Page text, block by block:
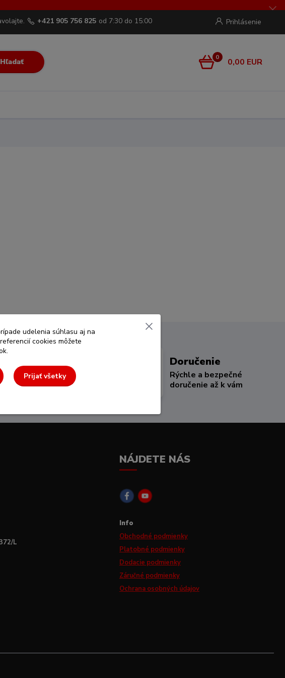
Prihlásenie
Hľadať
+421 905 756 825 od 7:30 do 15:00
0 0,00 EUR
Jednoduchý a prehľadný
nákupný proces
Doručenie
Rýchle a bezpečné
doručenie až k vám
L
NÁJDETE NÁS
Info
Obchodné podmienky
Platobné podmienky
Dodacie podmienky
Záručné podmienky
Ochrana osobných údajov
udelenia súhlasu aj na
cookies môžete
Prijať všetky